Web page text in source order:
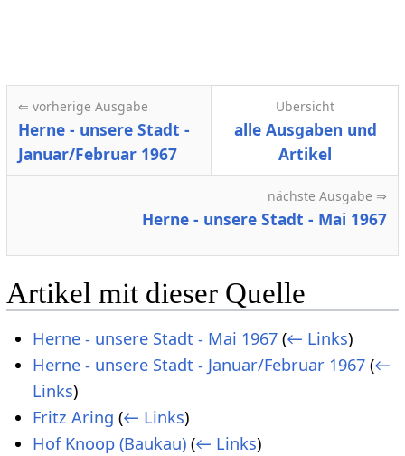
⇐ vorherige Ausgabe
Herne - unsere Stadt -
Januar/Februar 1967
Übersicht
alle Ausgaben und
Artikel
nächste Ausgabe ⇒
Herne - unsere Stadt - Mai 1967
Artikel mit dieser Quelle
Herne - unsere Stadt - Mai 1967 (← Links)
Herne - unsere Stadt - Januar/Februar 1967 (←
Links)
Fritz Aring (← Links)
Hof Knoop (Baukau) (← Links)